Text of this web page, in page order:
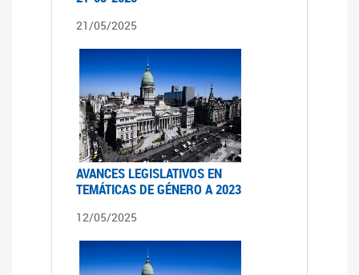
21/05/2025
AVANCES LEGISLATIVOS EN
TEMÁTICAS DE GÉNERO A 2023
12/05/2025